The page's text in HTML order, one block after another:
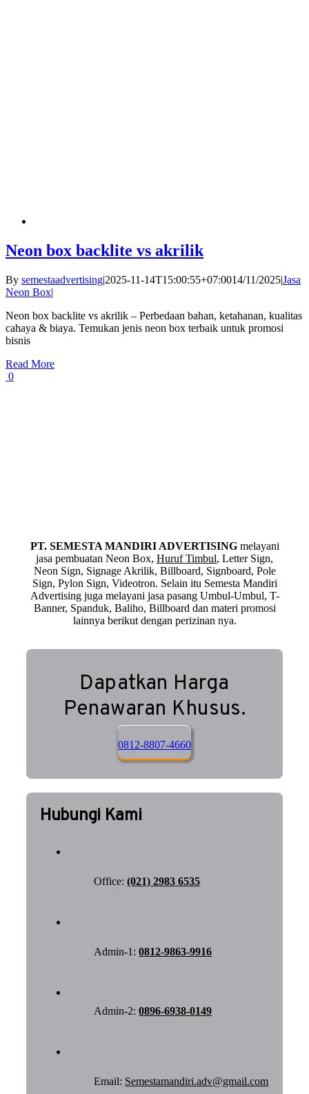
Neon box backlite vs akrilik
By semestaadvertising|2025-11-14T15:00:55+07:0014/11/2025|Jasa
Neon Box|
Neon box backlite vs akrilik – Perbedaan bahan, ketahanan, kualitas
cahaya & biaya. Temukan jenis neon box terbaik untuk promosi
bisnis
Read More
0
PT. SEMESTA MANDIRI ADVERTISINGmelayani
jasa pembuatan Neon Box, Huruf Timbul, Letter Sign,
Neon Sign, Signage Akrilik, Billboard, Signboard, Pole
Sign, Pylon Sign, Videotron. Selain itu Semesta Mandiri
Advertising juga melayani jasa pasang Umbul-Umbul, T-
Banner, Spanduk, Baliho, Billboard dan materi promosi
lainnya berikut dengan perizinan nya.
Dapatkan Harga
Penawaran Khusus.
0812-8807-4660
Hubungi Kami
Office:(021) 2983 6535
Admin-1:0812-9863-9916
Admin-2:0896-6938-0149
Email: Semestamandiri.adv@gmail.com